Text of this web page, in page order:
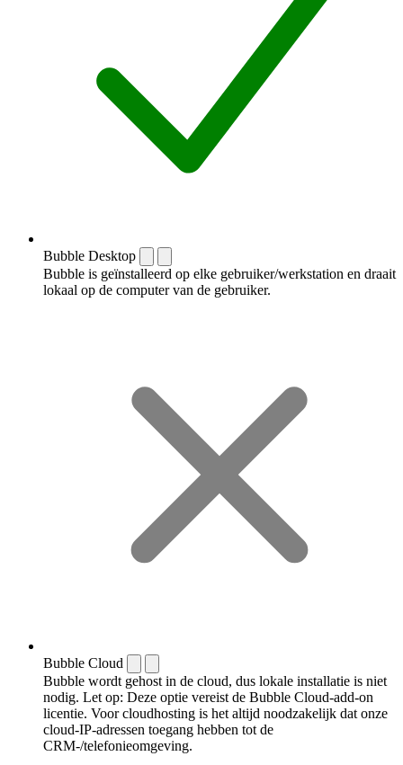
Bubble Desktop
Bubble is geïnstalleerd op elke gebruiker/werkstation en draait
lokaal op de computer van de gebruiker.
Bubble Cloud
Bubble wordt gehost in de cloud, dus lokale installatie is niet
nodig. Let op: Deze optie vereist de Bubble Cloud-add-on
licentie. Voor cloudhosting is het altijd noodzakelijk dat onze
cloud-IP-adressen toegang hebben tot de
CRM-/telefonieomgeving.